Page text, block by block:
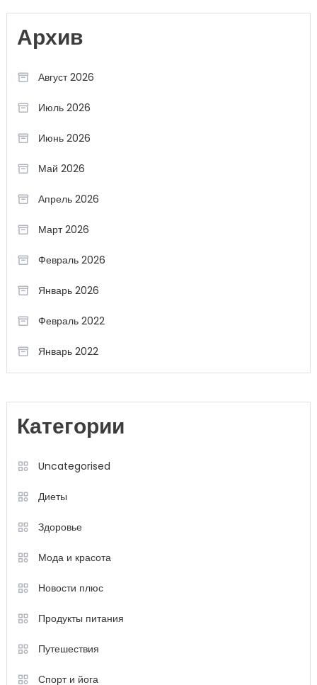
Архив
Август 2026
Июль 2026
Июнь 2026
Май 2026
Апрель 2026
Март 2026
Февраль 2026
Январь 2026
Февраль 2022
Январь 2022
Категории
Uncategorised
Диеты
Здоровье
Мода и красота
Новости плюс
Продукты питания
Путешествия
Спорт и йога